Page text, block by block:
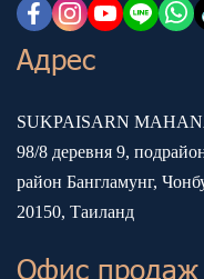
Адрес
SUKPAISARN
98/8 деревня 9,
район Бангламунг,
20150, Таиланд
Офис продаж